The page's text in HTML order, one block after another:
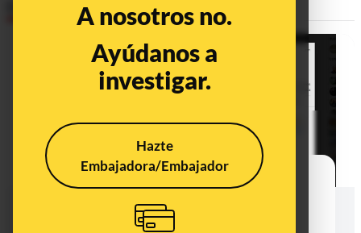
A nosotros no.
Ayúdanos a
investigar.
Hazte
Embajadora/Embajador
No, el papa Francisco no está